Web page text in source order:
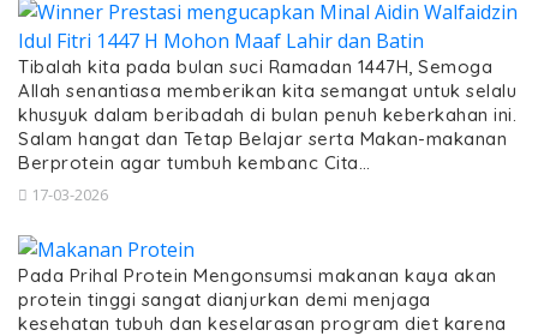
Tibalah kita pada bulan suci Ramadan 1447H, Semoga
Allah senantiasa memberikan kita semangat untuk selalu
khusyuk dalam beribadah di bulan penuh keberkahan ini.
Salam hangat dan Tetap Belajar serta Makan-makanan
Berprotein agar tumbuh kembanc Cita…
17-03-2026
Pada Prihal Protein Mengonsumsi makanan kaya akan
protein tinggi sangat dianjurkan demi menjaga
kesehatan tubuh dan keselarasan program diet karena